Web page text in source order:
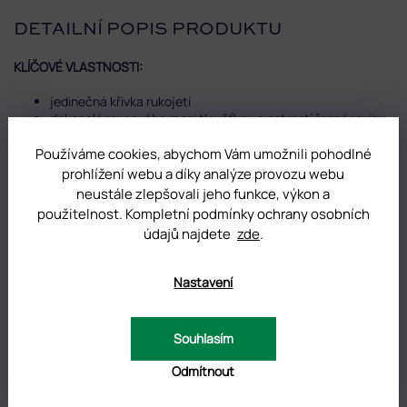
Používáme cookies, abychom Vám umožnili pohodlné
prohlížení webu a díky analýze provozu webu
neustále zlepšovali jeho funkce, výkon a
použitelnost. Kompletní podmínky ochrany osobních
údajů najdete zde.
Nastavení
Odmítnout
Souhlasím
DETAILNÍ POPIS PRODUKTU
KLÍČOVÉ VLASTNOSTI:
jedinečná křivka rukojetí
dokonalá rovnováha mezi tloušťkou a ostrostí řezné roviny
klasické zakřivení čepele (R300 mm)
zkrácené rukojeti pro lepší přesnost pohybu
ručně broušené pomocí mikroskopu
leštěné ostří pro chirurgicky přesné stříhání kůžičky
výjimečná tvrdost materiálu a plynulý tah
extrémní odolnost
DOPLŇKOVÉ PARAMETRY
Nůžky na kůžičku Staleks Exclusive
0.01 kg